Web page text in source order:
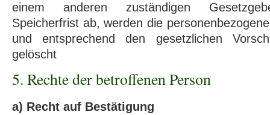
einem anderen zuständigen
Speicherfrist ab, werden die
und entsprechend den gesetzlichen
gelöscht
5. Rechte der betroffenen Person
a) Recht auf Bestätigung